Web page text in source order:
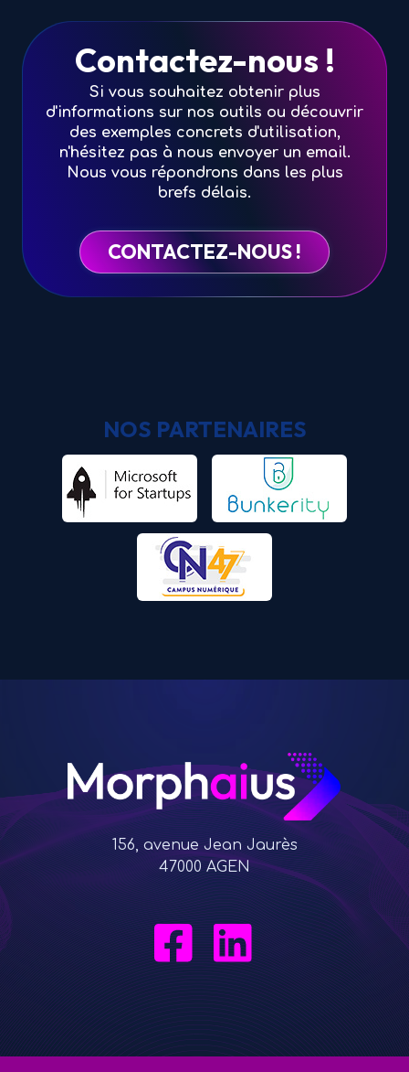
Contactez-nous !
Si vous souhaitez obtenir plus
d'informations sur nos outils ou découvrir
des exemples concrets d'utilisation,
n'hésitez pas à nous envoyer un email.
Nous vous répondrons dans les plus
brefs délais.
CONTACTEZ-NOUS !
NOS PARTENAIRES
156, avenue Jean Jaurès
47000 AGEN